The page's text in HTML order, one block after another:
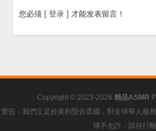
您必须 [ 登录 ] 才能发表留言！
Copyright © 2023-2026 精品ASMR
警告：我們立足於美利堅合眾國，對全球華人服
律不允許，請自行離